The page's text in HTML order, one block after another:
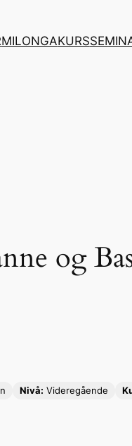
MILONGAKURS
og
Nivå: Videregående